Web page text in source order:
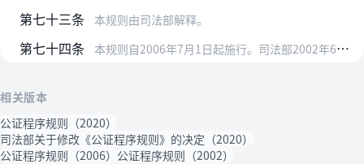
第七十三条 本规则由司法部解释。
第七十四条 本规则自2006年7月1日起施行。司法部2002年6月18日发布的《公证程序规则》（司法部令第72号）同时废止。
相关版本
公证程序规则（2020）
司法部关于修改《公证程序规则》的决定（2020）
公证程序规则（2006） 公证程序规则（2002）